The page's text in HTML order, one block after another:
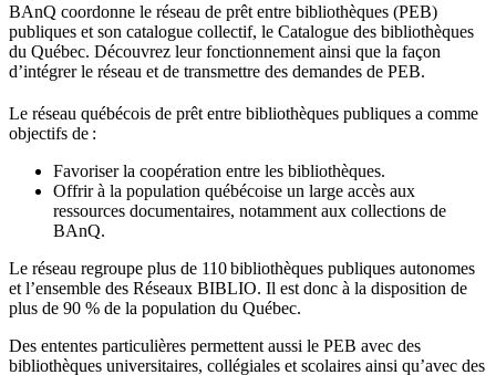
BAnQ coordonne le réseau de prêt entre bibliothèques (PEB)
publiques et son catalogue collectif, le Catalogue des bibliothèques
du Québec. Découvrez leur fonctionnement ainsi que la façon
d’intégrer le réseau et de transmettre des demandes de PEB.
Le réseau québécois de prêt entre bibliothèques publiques a comme
objectifs de :
Favoriser la coopération entre les bibliothèques.
Offrir à la population québécoise un large accès aux
ressources documentaires, notamment aux collections de
BAnQ.
Le réseau regroupe plus de 110bibliothèques publiques autonomes
et l’ensemble des Réseaux BIBLIO. Il est donc à la disposition de
plus de 90 % de la population du Québec.
Des ententes particulières permettent aussi le PEB avec des
bibliothèques universitaires, collégiales et scolaires ainsi qu’avec des